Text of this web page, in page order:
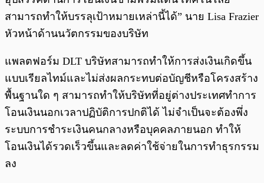
สามารถทำให้บรรลุเป้าหมายเหล่านี้ได้” นาย Lisa Frazier
หัวหน้าด้านนวัตกรรมของบริษัท
แพลตฟอร์ม DLT บริษัทสามารถทำให้การส่งเงินเกิดขึ้น
แบบเรียลไทม์และไม่ส่งผลกระทบต่อบัญชีหรือโครงสร้าง
พื้นฐานใด ๆ สามารถทำให้บริษัทที่อยู่ต่างประเทศทำการ
โอนเงินนอกเวลาปฏิบัติการปกติได้ ไม่จำเป็นจะต้องพึ่ง
ระบบการชำระเงินคนกลางหรือบุคคลภายนอก ทำให้
โอนเงินได้รวดเร็วขึ้นและลดค่าใช้จ่ายในการทำธุรกรรม
ลง